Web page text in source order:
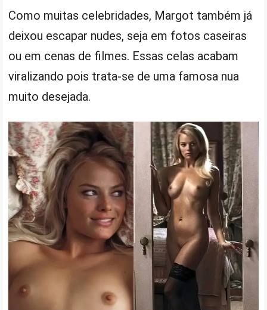
Como muitas celebridades, Margot também já
deixou escapar nudes, seja em fotos caseiras
ou em cenas de filmes. Essas celas acabam
viralizando pois trata-se de uma famosa nua
muito desejada.